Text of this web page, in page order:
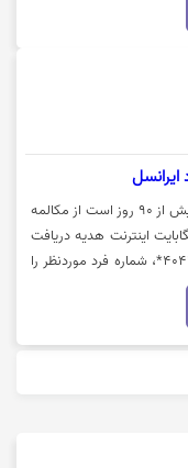
شما می‌توانید با دعوت از دوستان یا آشنایانی که بیش از ۹۰ روز است از مکالمه
ایرانسل استفاده نکرده‌اند، هر دو ۸ گیگابایت اینترنت هدیه دریافت
کنید. کافیست پس از شماره‌گیری کد دستوری #۴۰۴۱*، شماره فرد موردنظر را
اینترنت رایگان یک‌روزه است که به مدت
فعال خواهد شد. برای